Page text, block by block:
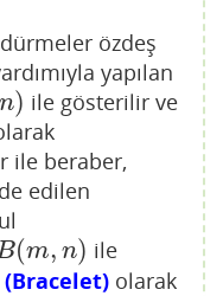
özdeş
yapılan
n) ile gösterilir ve
ile beraber,
edilen
(m, n)
(m,n)
ile
(Bracelet) olarak